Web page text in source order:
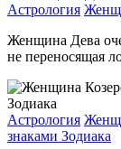
Астрология
Женщина Дева
не переносящая
Астрология
знаками Зодиака